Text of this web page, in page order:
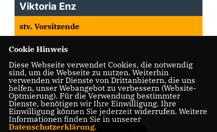
Viktoria Enz
stv. Vorsitzende
Cookie Hinweis
Diese Webseite verwendet Cookies, die notwendig
sind, um die Webseite zu nutzen. Weiterhin
verwenden wir Dienste von Drittanbietern, die uns
helfen, unser Webangebot zu verbessern (Website-
Optmierung). Für die Verwendung bestimmter
Dienste, benötigen wir Ihre Einwilligung. Ihre
Einwilligung können Sie jederzeit widerrufen. Weitere
Informationen finden Sie in unserer
Datenschutzerklärung.